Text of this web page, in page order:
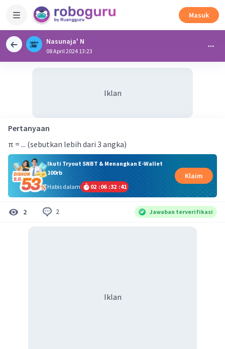
Masuk
Nasunaja' N
08 April 2024 13:23
Iklan
Pertanyaan
π = ... (sebutkan lebih dari 3 angka)
Ikuti Tryout SNBT & Menangkan E-Wallet
100rb
Habis dalam
02 :06 :32 :40
Klaim
2 2 Jawaban terverifikasi
Iklan